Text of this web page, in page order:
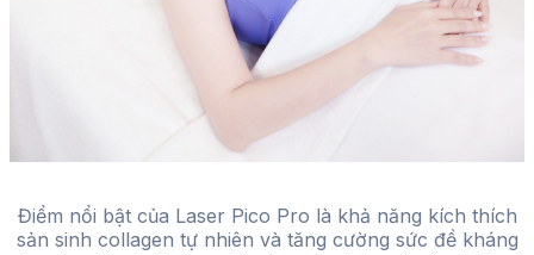
Điểm nổi bật của Laser Pico Pro là khả năng kích thích
sản sinh collagen tự nhiên và tăng cường sức đề kháng